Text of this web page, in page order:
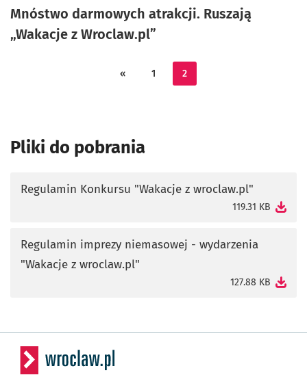
Mnóstwo darmowych atrakcji. Ruszają
„Wakacje z Wroclaw.pl”
« 1 2
Pliki do pobrania
Regulamin Konkursu "Wakacje z wroclaw.pl"
119.31 KB
Regulamin imprezy niemasowej - wydarzenia
"Wakacje z wroclaw.pl"
127.88 KB
otworzy się w nowej karcie